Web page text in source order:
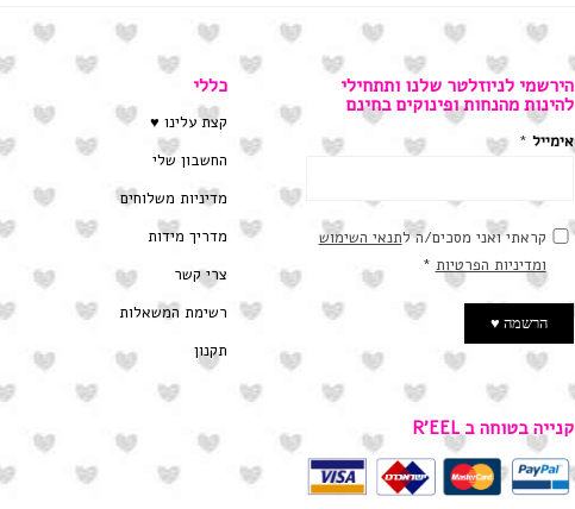
הירשמי לניוזלטר שלנו ותתחילי
להינות מהנחות ופינוקים בחינם
אימייל *
קראתי ואני מסכים/ה לתנאי השימוש
ומדיניות הפרטיות *
קנייה בטוחה ב R’EEL
כללי
קצת עלינו ♥
החשבון שלי
מדיניות משלוחים
מדריך מידות
צרי קשר
רשימת המשאלות
תקנון